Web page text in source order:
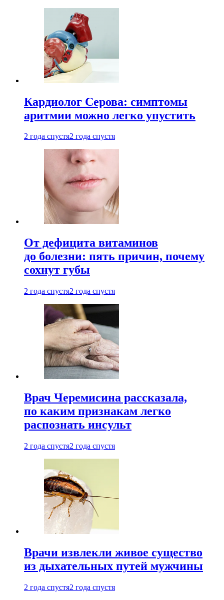
Кардиолог Серова: симптомы
аритмии можно легко упустить
2 года спустя2 года спустя
От дефицита витаминов
до болезни: пять причин, почему
сохнут губы
2 года спустя2 года спустя
Врач Черемисина рассказала,
по каким признакам легко
распознать инсульт
2 года спустя2 года спустя
Врачи извлекли живое существо
из дыхательных путей мужчины
2 года спустя2 года спустя